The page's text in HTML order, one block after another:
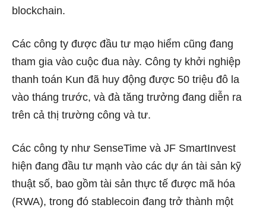
blockchain.
Các công ty được đầu tư mạo hiểm cũng đang
tham gia vào cuộc đua này. Công ty khởi nghiệp
thanh toán Kun đã huy động được 50 triệu đô la
vào tháng trước, và đà tăng trưởng đang diễn ra
trên cả thị trường công và tư.
Các công ty như SenseTime và JF SmartInvest
hiện đang đầu tư mạnh vào các dự án tài sản kỹ
thuật số, bao gồm tài sản thực tế được mã hóa
(RWA), trong đó stablecoin đang trở thành một